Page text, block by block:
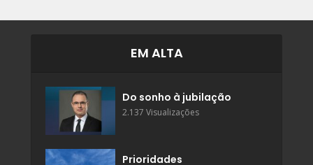
EM ALTA
Do sonho à jubilação
2.137 Visualizações
Prioridades